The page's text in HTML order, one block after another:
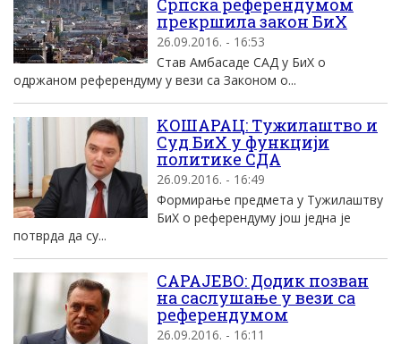
Српска референдумом
прекршила закон БиХ
26.09.2016. - 16:53
Став Амбасаде САД у БиХ о
одржаном референдуму у вези са Законом о...
KОШАРАЦ: Tужилаштво и
Суд БиХ у функциjи
политике СДA
26.09.2016. - 16:49
Формирање предмета у Tужилаштву
БиХ о референдуму jош jедна jе
потврда да су...
САРАЈЕВО: Додик позван
на саслушање у вези са
референдумом
26.09.2016. - 16:11